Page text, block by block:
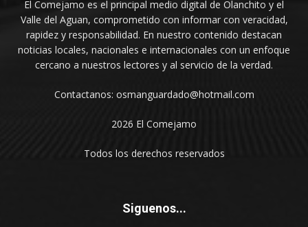
El Comejamo es el principal medio digital de Olanchito y el
Valle del Aguan, comprometido con informar con veracidad,
rapidez y responsabilidad. En nuestro contenido destacan
noticias locales, nacionales e internacionales con un enfoque
cercano a nuestros lectores y al servicio de la verdad.
Contactanos: osmanguardado@hotmail.com
2026 El Comejamo
Todos los derechos reservados
Siguenos...